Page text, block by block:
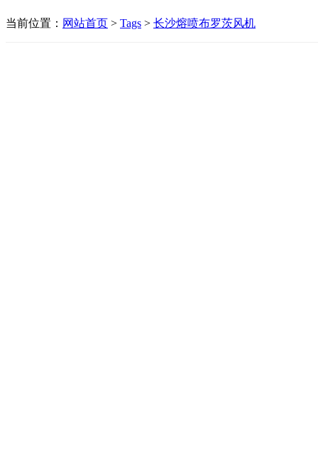
当前位置： 网站首页 > Tags > 长沙熔喷布罗茨风机